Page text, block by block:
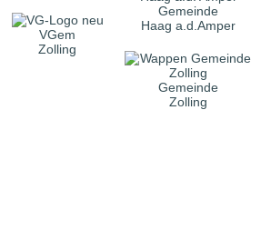
VGem
Zolling
Gemeinde
Haag a.d.Amper
Gemeinde
Zolling